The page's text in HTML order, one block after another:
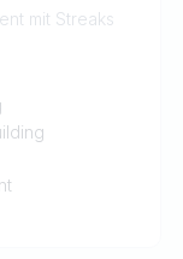
mit Streaks